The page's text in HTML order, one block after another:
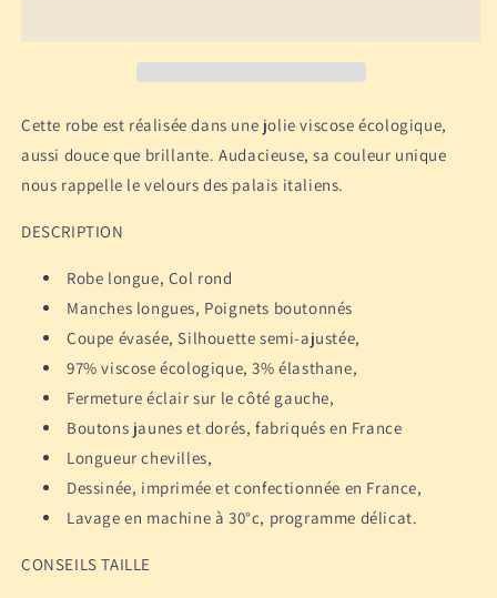
Catane
Catane
Cette robe est réalisée dans une jolie viscose écologique,
aussi douce que brillante. Audacieuse, sa couleur unique
nous rappelle le velours des palais italiens.
DESCRIPTION
Robe longue, Col rond
Manches longues, Poignets boutonnés
Coupe évasée, Silhouette semi-ajustée,
97% viscose écologique, 3% élasthane,
Fermeture éclair sur le côté gauche,
Boutons jaunes et dorés, fabriqués en France
Longueur chevilles,
Dessinée, imprimée et confectionnée en France,
Lavage en machine à 30°c, programme délicat.
CONSEILS TAILLE